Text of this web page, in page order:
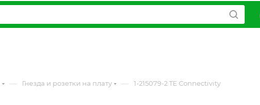
— Гнезда и розетки на плату — 1-215079-2 TE Connectivity